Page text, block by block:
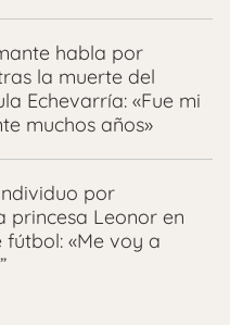
habla por
la muerte del
Echevarría: «Fue mi
muchos años»
por
princesa Leonor en
fútbol: «Me voy a